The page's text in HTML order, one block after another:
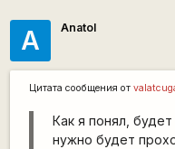
A Anatol
Цитата сообщения от
Как я понял,
нужно будет